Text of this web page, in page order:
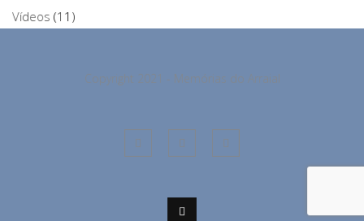
Vídeos (11)
Copyright 2021 - Memórias do Arraial